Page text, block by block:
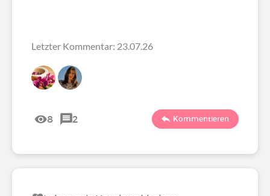
Letzter Kommentar: 23.07.26
8 2 Kommentieren